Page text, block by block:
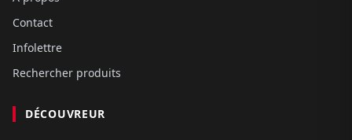
Contact
Infolettre
Rechercher produits
DÉCOUVREUR